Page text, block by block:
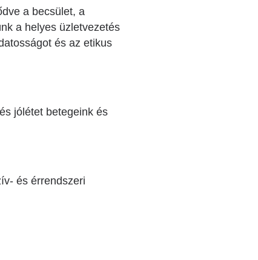
a becsület, a
a helyes üzletvezetés
és az etikus
jólétet betegeink és
és érrendszeri